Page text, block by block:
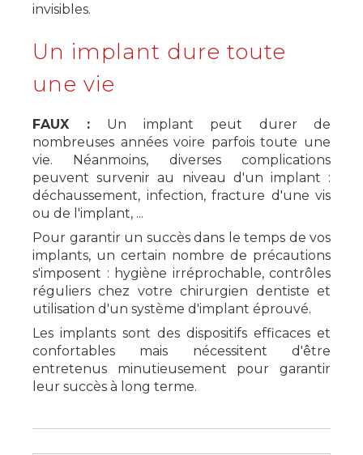
invisibles.
Un implant dure toute
une vie
FAUX : Un implant peut durer de
nombreuses années voire parfois toute une
vie. Néanmoins, diverses complications
peuvent survenir au niveau d'un implant :
déchaussement, infection, fracture d'une vis
ou de l'implant, ...
Pour garantir un succès dans le temps de vos
implants, un certain nombre de précautions
s'imposent : hygiène irréprochable, contrôles
réguliers chez votre chirurgien dentiste et
utilisation d'un système d'implant éprouvé.
Les implants sont des dispositifs efficaces et
confortables mais nécessitent d'être
entretenus minutieusement pour garantir
leur succès à long terme.